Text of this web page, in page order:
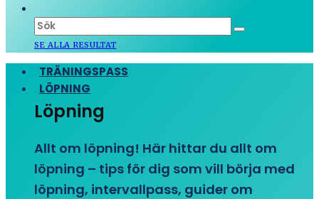
SE ALLA RESULTAT
TRÄNINGSPASS
LÖPNING
Löpning
Allt om löpning! Här hittar du allt om
löpning – tips för dig som vill börja med
löpning, intervallpass, guider om